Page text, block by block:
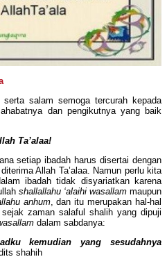
salam semoga tercurah kepada
dan pengikutnya yang baik
Ta’alaa!
setiap ibadah harus disertai dengan
Allah Ta’alaa. Namun perlu kita
ibadah tidak disyariatkan karena
shallallahu ‘alaihi wasallam maupun
anhum, dan itu merupakan hal-hal
zaman salaful shalih yang dipuji
dalam sabdanya:
kemudian yang sesudahnya
shahih